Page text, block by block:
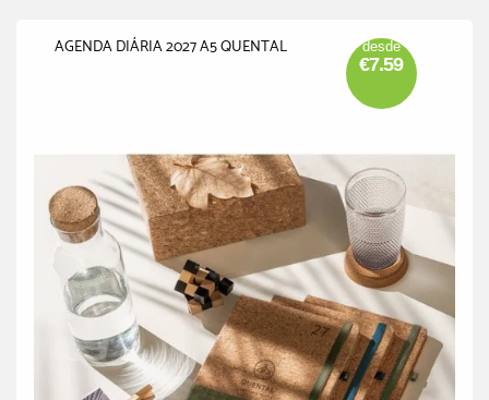
AGENDA DIÁRIA 2027 A5 QUENTAL desde
€7.59